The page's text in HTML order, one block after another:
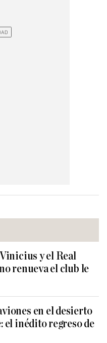
y el Real
renueva el club le
en el desierto
el inédito regreso de